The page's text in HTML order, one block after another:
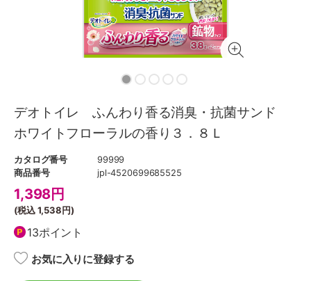
デオトイレ ふんわり香る消臭・抗菌サンド
ホワイトフローラルの香り３．８Ｌ
カタログ番号
99999
商品番号
jpl-4520699685525
1,398円
(税込1,538円)
13ポイント
お気に入りに登録する